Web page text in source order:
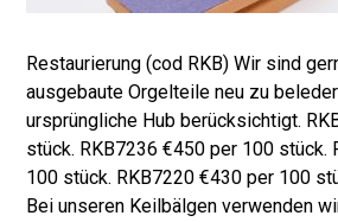
Restaurierung (cod RKB) Wir sind
ausgebaute Orgelteile neu zu
ursprüngliche Hub berücksichtigt.
stück. RKB7236 €450 per 100 stück.
100 stück. RKB7220 €430 per 100
Bei unseren Keilbälgen verwenden